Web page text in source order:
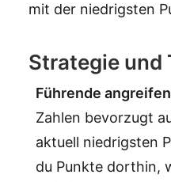
mit der niedrigsten
Strategie und
Führende
Zahlen bevorzugt
aktuell niedrigsten
du Punkte dorthin,